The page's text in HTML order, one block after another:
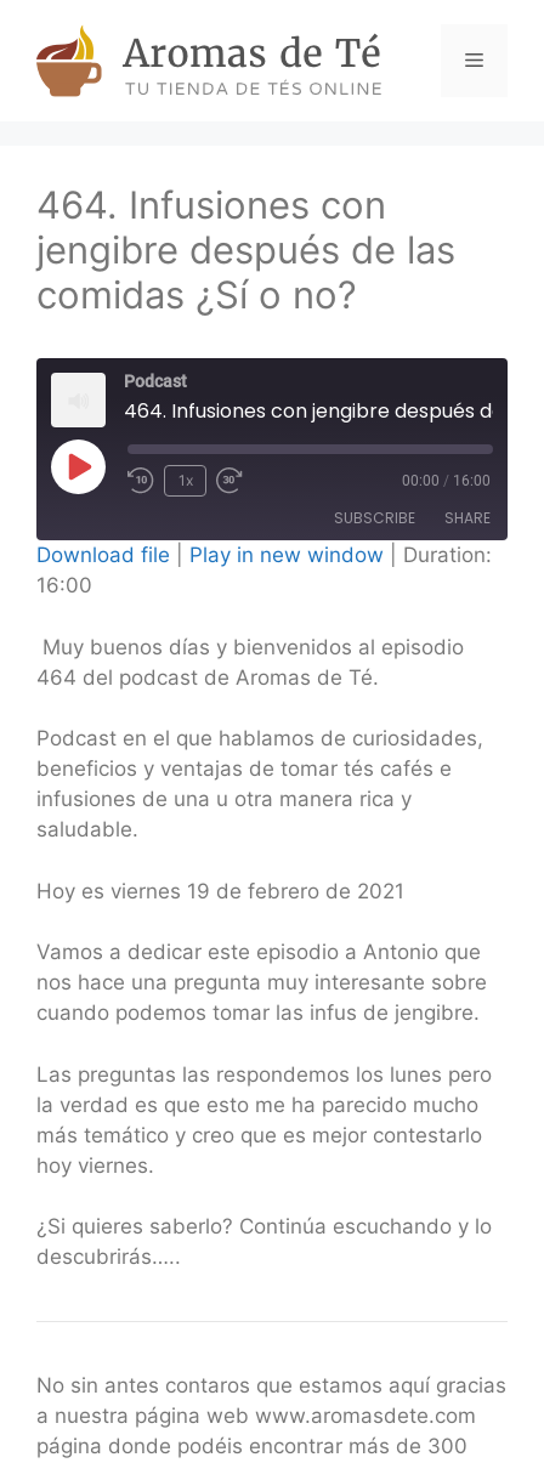
content
Menu
464. Infusiones con
jengibre después de las
comidas ¿Sí o no?
Podcast
Play
1x 00:00 / 16:00
SUBSCRIBE SHARE
SHARE
LINK
Download file Play in new window
Duration:
16:00
Muy buenos días y bienvenidos al episodio
464 del podcast de Aromas de Té.
Podcast en el que hablamos de curiosidades,
beneficios y ventajas de tomar tés cafés e
infusiones de una u otra manera rica y
saludable.
Hoy es viernes 19 de febrero de 2021
Vamos a dedicar este episodio a Antonio que
nos hace una pregunta muy interesante sobre
cuando podemos tomar las infus de jengibre.
Las preguntas las respondemos los lunes pero
la verdad es que esto me ha parecido mucho
más temático y creo que es mejor contestarlo
hoy viernes.
¿Si quieres saberlo? Continúa escuchando y lo
descubrirás…..
No sin antes contaros que estamos aquí gracias
a nuestra página web www.aromasdete.com
página donde podéis encontrar más de 300